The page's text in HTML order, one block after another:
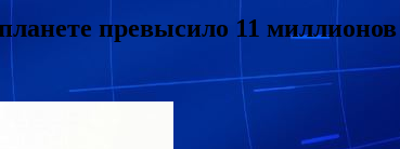
превысило 11 миллионов